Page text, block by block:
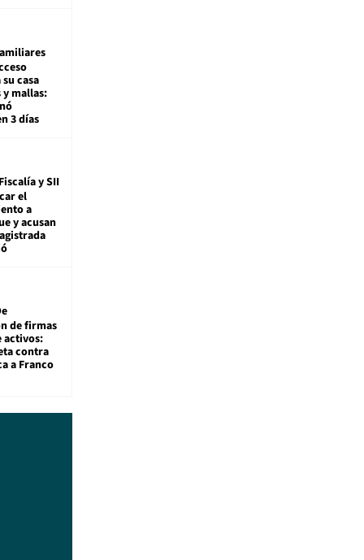
casa
mallas:
3 días
Fiscalía y SII
el
a
y acusan
de firmas
activos:
contra
a Franco